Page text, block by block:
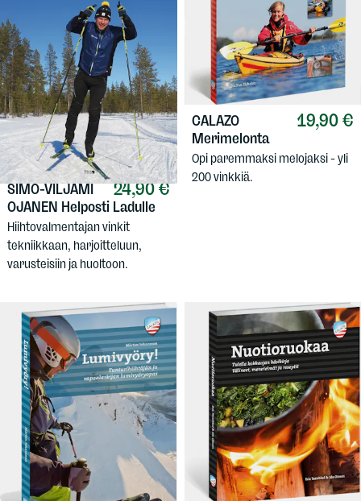
24,90 €
SIMO-VILJAMI
OJANEN Helposti Ladulle
Hiihtovalmentajan vinkit
tekniikkaan, harjoitteluun,
varusteisiin ja huoltoon.
19,90 €
CALAZO
Merimelonta
Opi paremmaksi melojaksi - yli
200 vinkkiä.